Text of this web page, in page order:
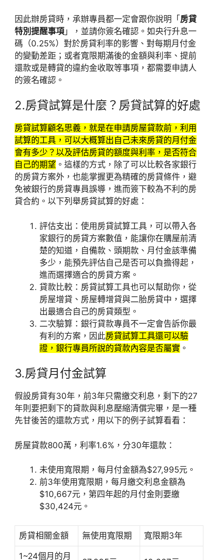
因此辦房貸時，承辦專員都一定會跟你說明「房貸
特別提醒事項 」，並請你簽名確認。如央行升息一
碼（0.25%）對於房貸利率的影響、對每期月付金
的變動差距；或者寬限期滿後的金額與利率、提前
還款或是轉貸的違約金收取等事項，都需要申請人
的簽名確認。
2.房貸試算是什麼？房貸試算的好處
房貸試算顧名思義，就是在申請房屋貸款前，利用
試算的工具，可以大概算出自己未來房貸的月付金
會有多少？以及評估房貸的額度與利率，是否符合
自己的期望 。這樣的方式，除了可以比較各家銀行
的房貸方案外，也能掌握更為精確的房貸條件，避
免被銀行的房貸專員誤導，進而簽下較為不利的房
貸合約。以下列舉房貸試算的好處：
評估支出： 使用房貸試算工具，可以帶入各
家銀行的房貸方案數值，能讓你在購屋前清
楚的知道，自備款、頭期款、月付金該準備
多少，能預先評估自己是否可以負擔得起，
進而選擇適合的房貸方案。
貸款比較： 房貸試算工具也可以幫助你，從
房屋增貸、房屋轉增貸與二胎房貸中，選擇
出最適合自己的房貸類型。
二次驗算： 銀行貸款專員不一定會告訴你最
有利的方案，因此房貸試算工具還可以驗
證，銀行專員所說的貸款內容是否屬實 。
3.房貸月付金試算
假設房貸有30年，前3年只需繳交利息，剩下的27
年則要把剩下的貸款與利息壓縮清償完畢，是一種
先甘後苦的還款方式，用以下的例子試算看看：
房屋貸款800萬，利率1.6%，分30年還款：
未使用寬限期，每月付金額為$27,995元。
前3年使用寬限期，每月繳交利息金額為
$10,667元，第四年起的月付金則要繳
$30,424元。
房貸相關金額 無使用寬限期 寬限期3年
1~24個月的月